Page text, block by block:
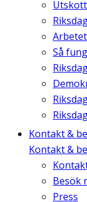
Så
Kontakt &
Kontakt &
Besök
Press